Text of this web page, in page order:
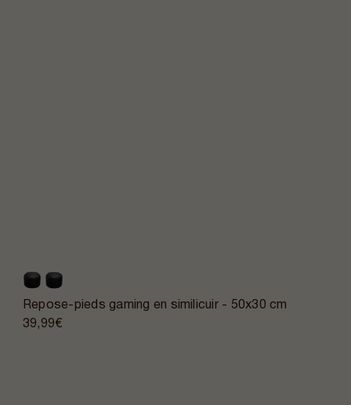
Repose-pieds gaming en similicuir - 50x30 cm
39,99€